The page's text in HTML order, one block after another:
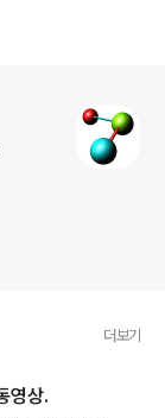
더보기
영상.